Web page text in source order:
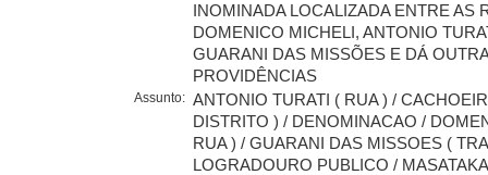
INOMINADA LOCALIZADA ENTRE AS
DOMENICO MICHELI, ANTONIO
GUARANI DAS MISSÕES E DÁ
PROVIDÊNCIAS
Assunto: ANTONIO TURATI ( RUA ) /
DISTRITO ) / DENOMINACAO /
RUA ) / GUARANI DAS MISSOES (
LOGRADOURO PUBLICO /